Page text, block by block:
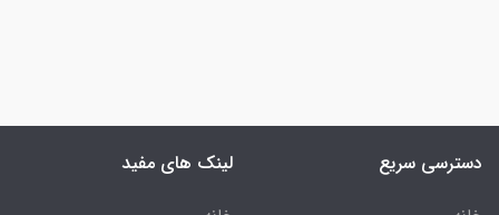
دسترسی سریع لینک های مفید